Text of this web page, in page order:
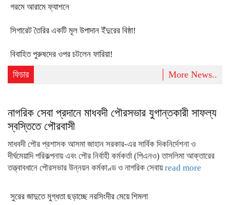
গরমে আরামে ফ্যাশনে
সিগারেট তৈরির একটি মূল উপাদান ইঁদুরের বিষ্ঠা!
বিবাহিত পুরুষদের ওপর চটলেন ফারিয়া!
ফিচার More News..
নাগরিক সেবা প্রদানে মাধবদী পৌরসভার যুগান্তকারী সাফল্য
স্বস্তিতে পৌরবাসী
মাধবদী পৌর প্রশাসক আসমা জাহান সরকার-এর সার্বিক দিকনির্দেশনা ও
দীর্ঘমেয়াদি পরিকল্পনায় এবং পৌর নির্বাহী কর্মকর্তা (পিএনও) তাসলিমা আক্তারের
তত্ত্বাবধানে পৌরসভার উন্নয়ন কর্মকাণ্ড ও নাগরিক সেবায়read more
সুরের জাদুতে মুগ্ধতা ছড়াচ্ছে নরসিংদীর মেয়ে শিমলা